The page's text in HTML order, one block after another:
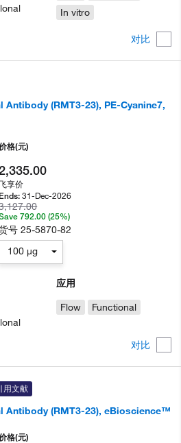
对比
In vitro
Antibody (RMT3-23), PE-Cyanine7,
对比
应用
Flow
Functional
格(元)
2,335.00
享价
Ends:31-Dec-2026
792.00 (25%)
号25-5870-82
100 µg
用文献
Antibody (RMT3-23), eBioscience™
格(元)